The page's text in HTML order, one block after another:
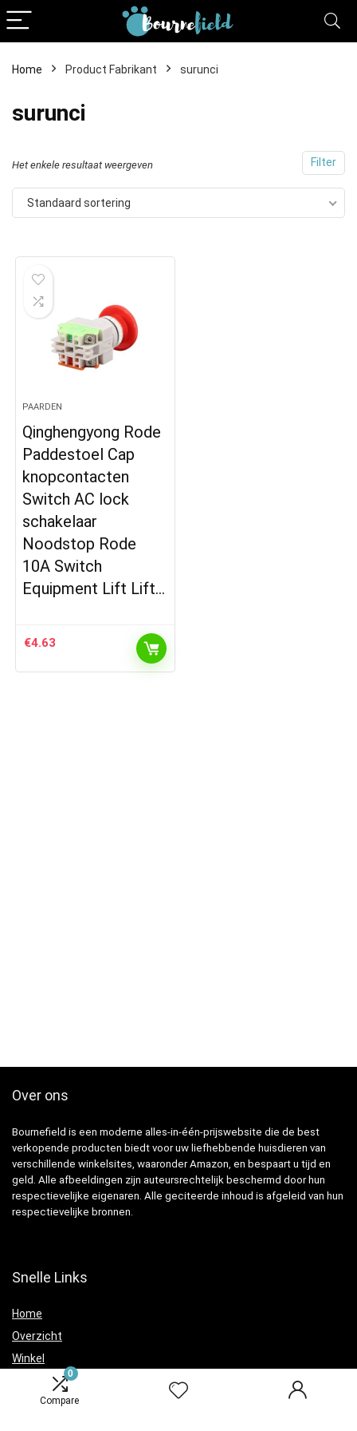
0
Compare
Home Product Fabrikant surunci
surunci
Filter
Het enkele resultaat weergeven
Standaard sortering
PAARDEN
Qinghengyong Rode
Paddestoel Cap
knopcontacten
Switch AC lock
schakelaar
Noodstop Rode
10A Switch
Equipment Lift Lift…
€4.63
Over ons
Bournefield is een moderne alles-in-één-prijswebsite die de best
verkopende producten biedt voor uw liefhebbende huisdieren van
verschillende winkelsites, waaronder Amazon, en bespaart u tijd en
geld. Alle afbeeldingen zijn auteursrechtelijk beschermd door hun
respectievelijke eigenaren. Alle geciteerde inhoud is afgeleid van hun
respectievelijke bronnen.
Snelle Links
Home
Overzicht
Winkel